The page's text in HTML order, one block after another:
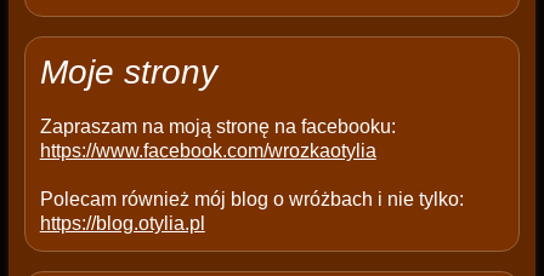
p
y
Moje strony
Zapraszam na moją stronę na facebooku:
https://www.facebook.com/wrozkaotylia
Polecam również mój blog o wróżbach i nie tylko:
https://blog.otylia.pl